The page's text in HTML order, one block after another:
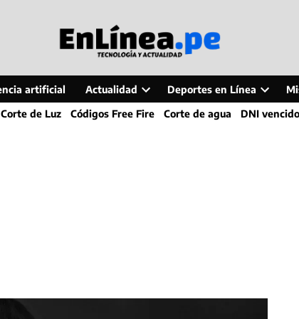
artificial Actualidad
Open
dropdown
Deportes en Línea
Open
dropdown
Corte de Luz Códigos Free Fire Corte de agua DNI vencido